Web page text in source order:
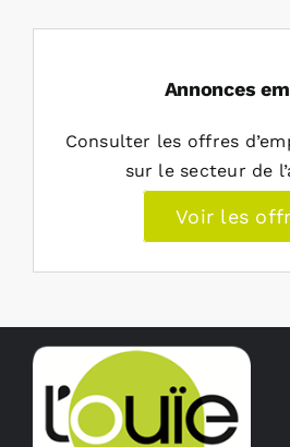
Annonces
Consulter les offres
sur le secteur de
Voir les